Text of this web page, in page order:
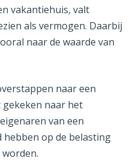
vakantiehuis, valt
als vermogen. Daarbij
naar de waarde van
naar een
naar het
van een
op de belasting